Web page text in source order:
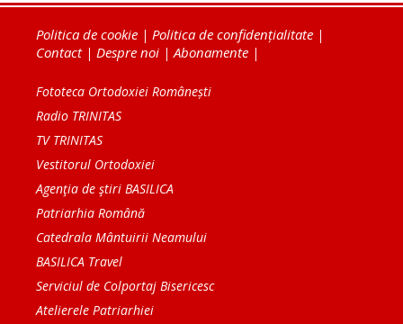
Politica de cookie | Politica de confidențialitate |
Contact| Despre noi | Abonamente |
Fototeca Ortodoxiei Românești
Radio TRINITAS
TV TRINITAS
Vestitorul Ortodoxiei
Agenţia de ştiri BASILICA
Patriarhia Română
Catedrala Mântuirii Neamului
BASILICA Travel
Serviciul de Colportaj Bisericesc
Atelierele Patriarhiei